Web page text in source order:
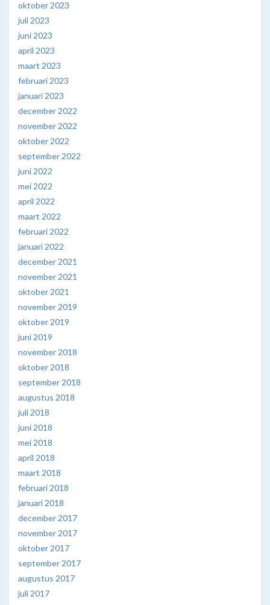
oktober 2023
juli 2023
juni 2023
april 2023
maart 2023
februari 2023
januari 2023
december 2022
november 2022
oktober 2022
september 2022
juni 2022
mei 2022
april 2022
maart 2022
februari 2022
januari 2022
december 2021
november 2021
oktober 2021
november 2019
oktober 2019
juni 2019
november 2018
oktober 2018
september 2018
augustus 2018
juli 2018
juni 2018
mei 2018
april 2018
maart 2018
februari 2018
januari 2018
december 2017
november 2017
oktober 2017
september 2017
augustus 2017
juli 2017